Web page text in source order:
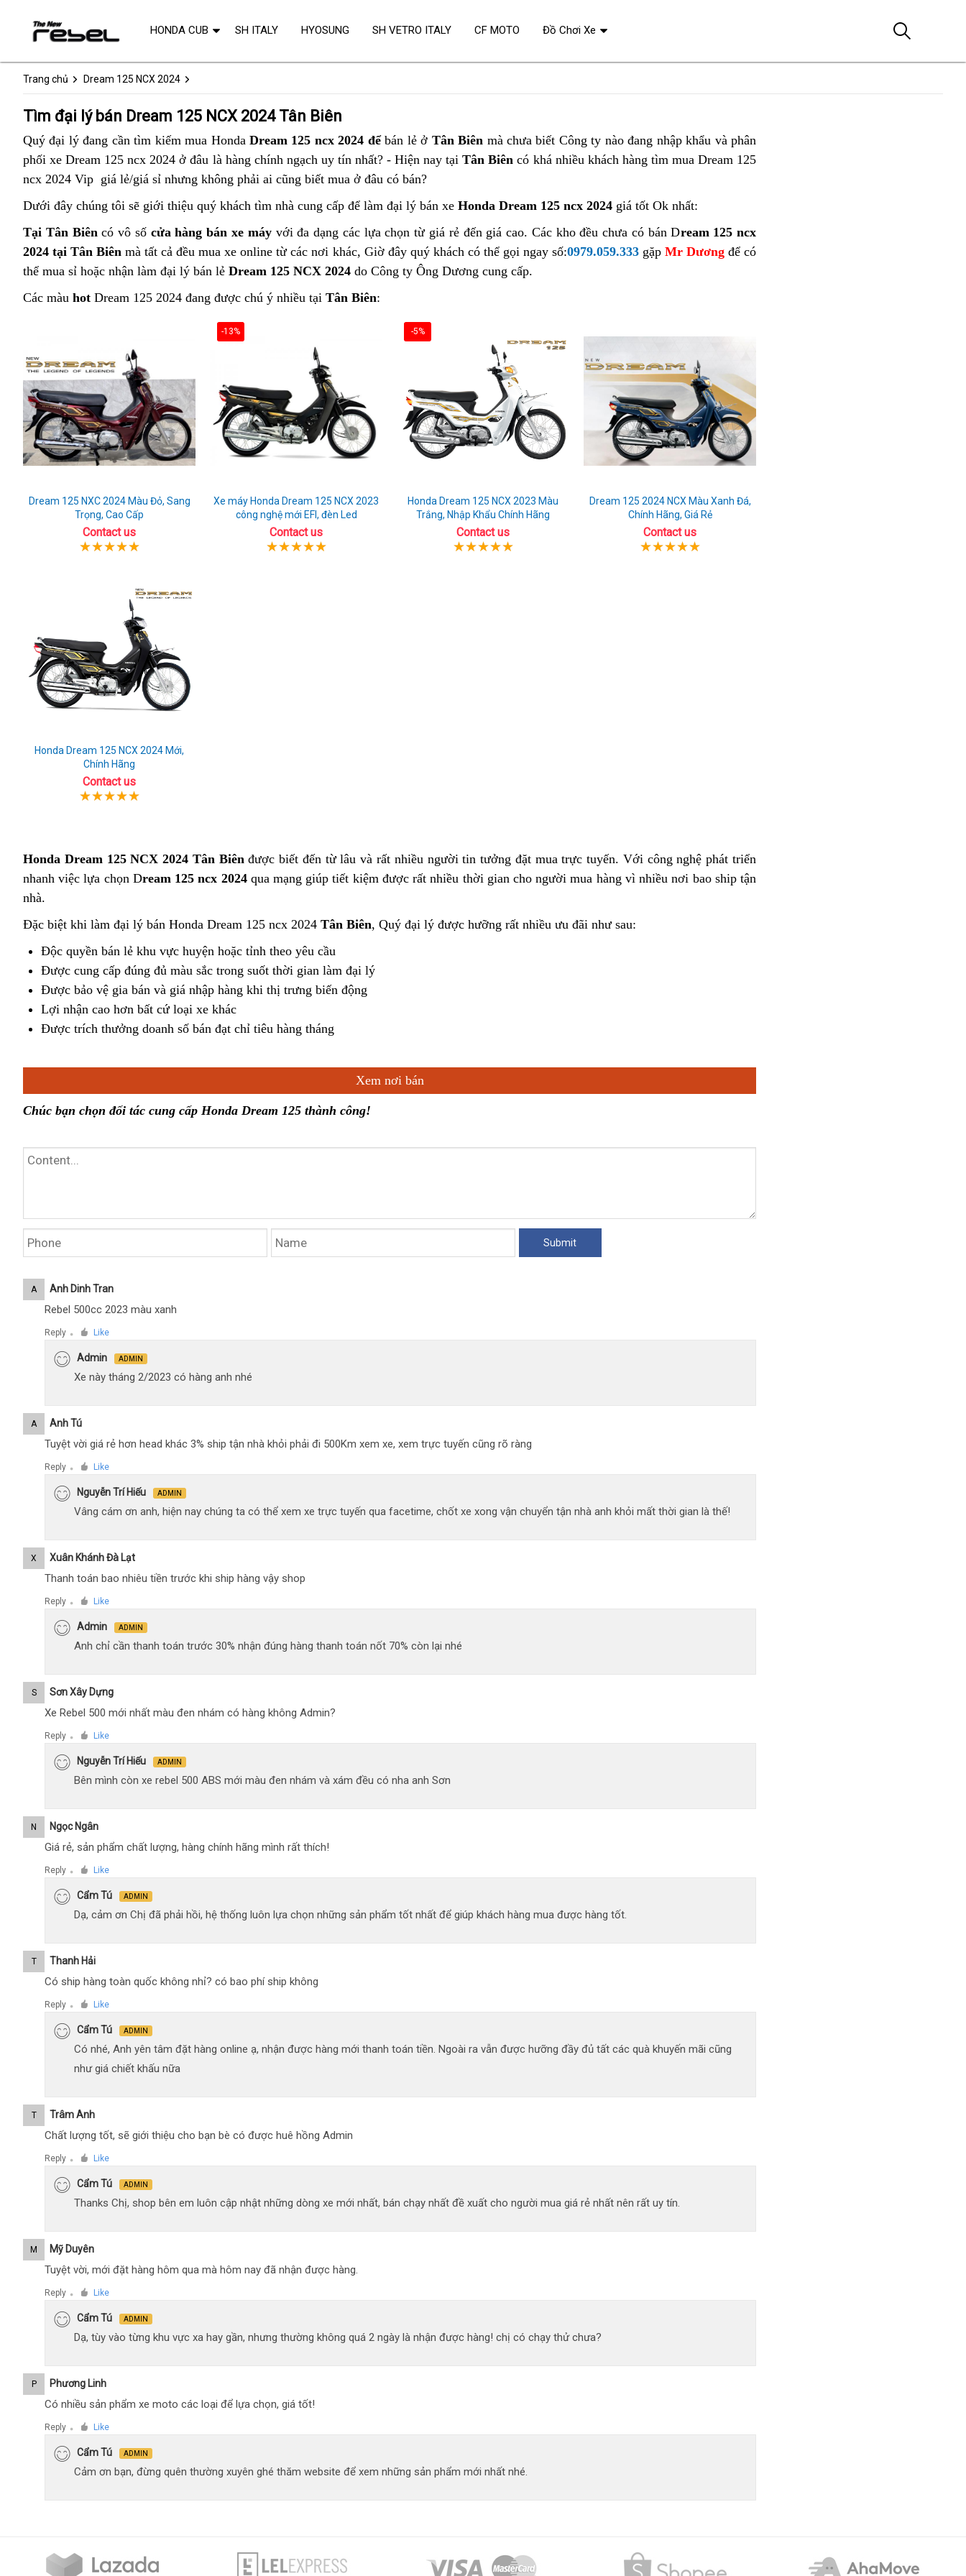
Trang chủ Dream 125 NCX 2024
Tìm đại lý bán Dream 125 NCX 2024 Tân Biên
Quý đại lý đang cần tìm kiếm mua HondaDream 125 ncx 2024 đểbán lẻ ở Tân Biên mà chưa biết Công ty nào đang nhập khẩu và phân
phối xe Dream 125 ncx 2024 ở đâu là hàng chính ngạch uy tín nhất? - Hiện nay tạiTân Biên có khá nhiều khách hàng tìm mua Dream 125
ncx 2024 Vip giá lẻ/giá sỉ nhưng không phải ai cũng biết mua ở đâu có bán?
Dưới đây chúng tôi sẽ giới thiệu quý khách tìm nhà cung cấp để làm đại lý bán xe Honda Dream 125 ncx 2024 giá tốt Ok nhất:
Tại Tân Biêncó vô số cửa hàng bán xe máyvới đa dạng các lựa chọn từ giá rẻ đến giá cao. Các kho đều chưa có bán Dream 125 ncx
2024 tại Tân Biên mà tất cả đều mua xe online từ các nơi khác, Giờ đây quý khách có thể gọi ngay số:0979.059.333gặp Mr Dươngđể có
thể mua sỉ hoặc nhận làm đại lý bán lẻ Dream 125 NCX 2024 do Công ty Ông Dương cung cấp.
Các màu hot Dream 125 2024 đang được chú ý nhiều tại Tân Biên:
Dream 125 NXC 2024 Màu Đỏ, Sang
Trọng, Cao Cấp
Contact us
-13%
Xe máy Honda Dream 125 NCX 2023
công nghệ mới EFI, đèn Led
Contact us
-5%
Honda Dream 125 NCX 2023 Màu
Trắng, Nhập Khẩu Chính Hãng
Contact us
Dream 125 2024 NCX Màu Xanh Đá,
Chính Hãng, Giá Rẻ
Contact us
Honda Dream 125 NCX 2024 Mới,
Chính Hãng
Contact us
Honda Dream 125 NCX 2024 Tân Biênđược biết đến từ lâu và rất nhiều người tin tưởng đặt mua trực tuyến. Với công nghệ phát triển
nhanh việc lựa chọn Dream 125 ncx 2024qua mạng giúp tiết kiệm được rất nhiều thời gian cho người mua hàng vì nhiều nơi bao ship tận
nhà.
Đặc biệt khi làm đại lý bán Honda Dream 125 ncx 2024 Tân Biên, Quý đại lý được hưỡng rất nhiều ưu đãi như sau:
Độc quyền bán lẻ khu vực huyện hoặc tỉnh theo yêu cầu
Được cung cấp đúng đủ màu sắc trong suốt thời gian làm đại lý
Được bảo vệ gia bán và giá nhập hàng khi thị trưng biến động
Lợi nhận cao hơn bất cứ loại xe khác
Được trích thưởng doanh số bán đạt chỉ tiêu hàng tháng
Xem nơi bán
Chúc bạn chọn đối tác cung cấp Honda Dream 125 thành công!
A Anh Dinh Tran
Rebel 500cc 2023 màu xanh
Reply ● Like
Admin ADMIN
Xe này tháng 2/2023 có hàng anh nhé
A Anh Tú
Tuyệt vời giá rẻ hơn head khác 3% ship tận nhà khỏi phải đi 500Km xem xe, xem trực tuyến cũng rõ ràng
Reply ● Like
Nguyễn Trí Hiếu ADMIN
Vâng cám ơn anh, hiện nay chúng ta có thể xem xe trực tuyến qua facetime, chốt xe xong vận chuyển tận nhà anh khỏi mất thời gian là thế!
X Xuân Khánh Đà Lạt
Thanh toán bao nhiêu tiền trước khi ship hàng vậy shop
Reply ● Like
Admin ADMIN
Anh chỉ cần thanh toán trước 30% nhận đúng hàng thanh toán nốt 70% còn lại nhé
S Sơn Xây Dựng
Xe Rebel 500 mới nhất màu đen nhám có hàng không Admin?
Reply ● Like
Nguyễn Trí Hiếu ADMIN
Bên mình còn xe rebel 500 ABS mới màu đen nhám và xám đều có nha anh Sơn
N Ngọc Ngân
Giá rẻ, sản phẩm chất lượng, hàng chính hãng mình rất thích!
Reply ● Like
Cẩm Tú ADMIN
Dạ, cảm ơn Chị đã phải hồi, hệ thống luôn lựa chọn những sản phẩm tốt nhất để giúp khách hàng mua được hàng tốt.
T Thanh Hải
Có ship hàng toàn quốc không nhỉ? có bao phí ship không
Reply ● Like
Cẩm Tú ADMIN
Có nhé, Anh yên tâm đặt hàng online ạ, nhận được hàng mới thanh toán tiền. Ngoài ra vẫn được hưỡng đầy đủ tất các quà khuyến mãi cũng
như giá chiết khấu nữa
T Trâm Anh
Chất lượng tốt, sẽ giới thiệu cho bạn bè có được huê hồng Admin
Reply ● Like
Cẩm Tú ADMIN
Thanks Chị, shop bên em luôn cập nhật những dòng xe mới nhất, bán chạy nhất đề xuất cho người mua giá rẻ nhất nên rất uy tín.
M Mỹ Duyên
Tuyệt vời, mới đặt hàng hôm qua mà hôm nay đã nhận được hàng.
Reply ● Like
Cẩm Tú ADMIN
Dạ, tùy vào từng khu vực xa hay gần, nhưng thường không quá 2 ngày là nhận được hàng! chị có chạy thử chưa?
P Phương Linh
Có nhiều sản phẩm xe moto các loại để lựa chọn, giá tốt!
Reply ● Like
Cẩm Tú ADMIN
Cảm ơn bạn, đừng quên thường xuyên ghé thăm website để xem những sản phẩm mới nhất nhé.
HONDA CUB SH ITALY HYOSUNG SH VETRO ITALY CF MOTO Đồ Chơi Xe